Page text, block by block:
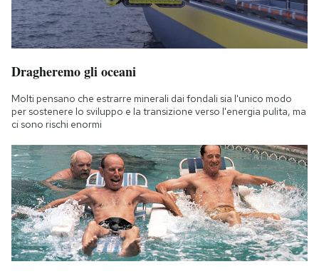
Dragheremo gli oceani
Molti pensano che estrarre minerali dai fondali sia l'unico modo
per sostenere lo sviluppo e la transizione verso l'energia pulita, ma
ci sono rischi enormi